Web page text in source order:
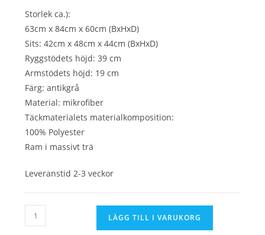
Storlek ca.):
63cm x 84cm x 60cm (BxHxD)
Sits: 42cm x 48cm x 44cm (BxHxD)
Ryggstödets höjd: 39 cm
Armstödets höjd: 19 cm
Färg: antikgrå
Material: mikrofiber
Täckmaterialets materialkomposition:
100% Polyester
Ram i massivt trä
Leveranstid 2-3 veckor
Stol
Loft
LÄGG TILL I VARUKORG